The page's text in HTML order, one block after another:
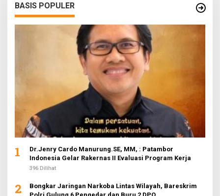
BASIS POPULER
1
Dr.Jenry Cardo Manurung.SE, MM, : Patambor
Indonesia Gelar Rakernas II Evaluasi Program Kerja
396 Dilihat
2
Bongkar Jaringan Narkoba Lintas Wilayah, Bareskrim